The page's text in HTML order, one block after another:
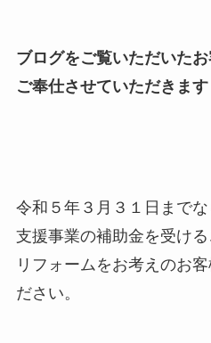
ブログをご覧いただいた
ご奉仕させていただきます
令和５年３月３１日まで
支援事業の補助金を受ける
リフォームをお考えのお
ださい。